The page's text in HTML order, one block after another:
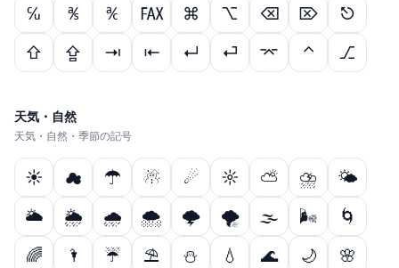
℆
℁ ℀ ℻ ⌘ ⌥ ⌫ ⌦
⎋
⇧
⇪ ⇥ ⇤ ↵ ⏎ ⌤ ⌃ ⎇
天気・自然
天気・自然・季節の記号
☀ ☁ ☂ ☃ ☄ ☼ ⛅ ⛈
🌤
🌥
🌦 🌧 🌨 🌩 🌪 🌫 🌬
🌀
🌈
🌂 ☔ ⛱ ⛄ 💧 🌊 🌙
🌸